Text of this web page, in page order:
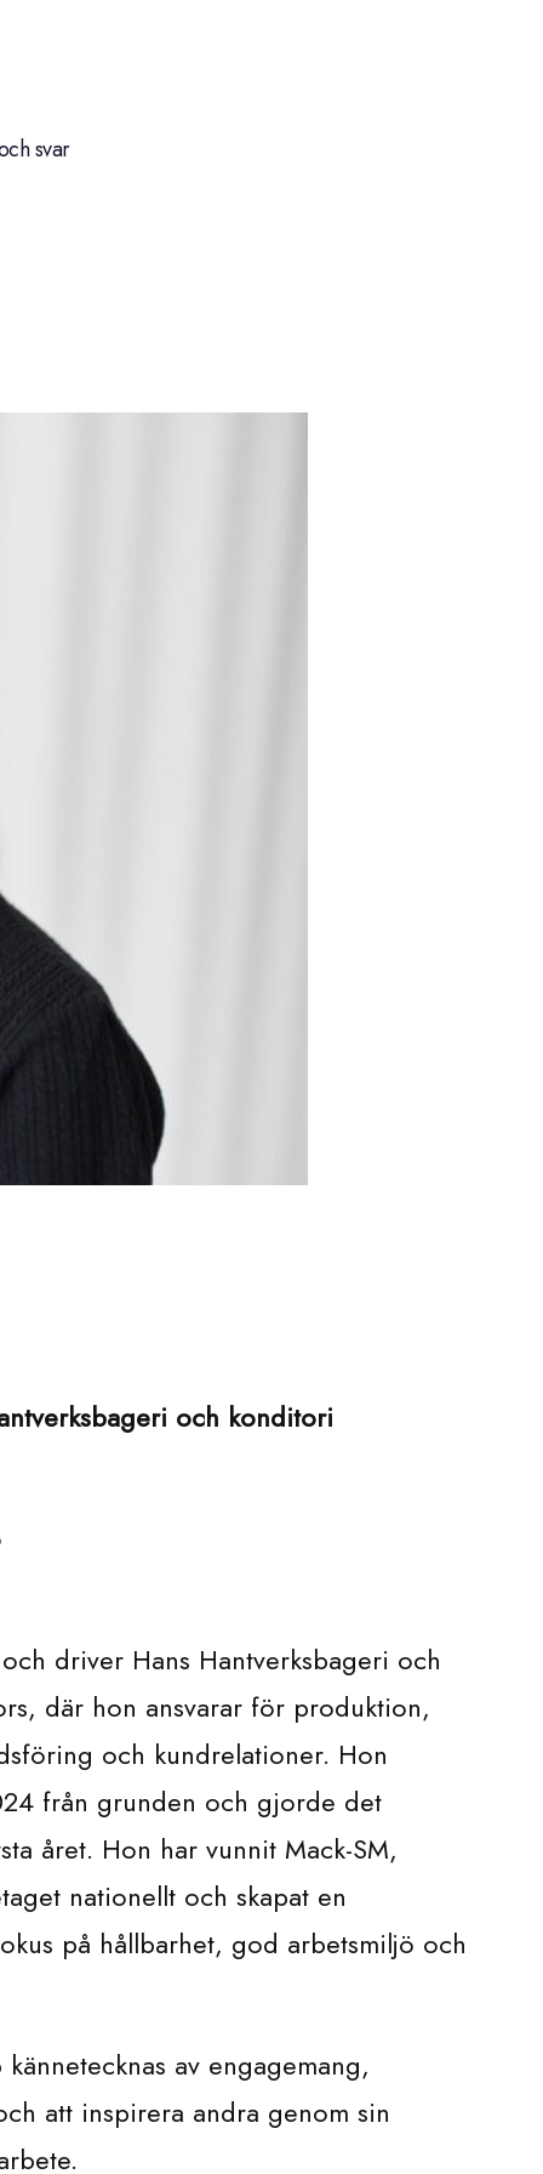
svar
och konditori
driver Hans Hantverksbageri och
där hon ansvarar för produktion,
och kundrelationer. Hon
från grunden och gjorde det
året. Hon har vunnit Mack-SM,
nationellt och skapat en
på hållbarhet, god arbetsmiljö och
av engagemang,
att inspirera andra genom sin